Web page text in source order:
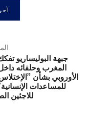
جبهة البوليساريو
المغرب وحلفائه
الأوروبي بشأن
للمساعدات
للاجئين